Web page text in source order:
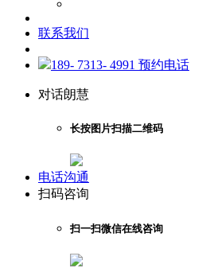
联系我们
189- 7313- 4991 预约电话
对话朗慧
长按图片扫描二维码
电话沟通
扫码咨询
扫一扫微信在线咨询